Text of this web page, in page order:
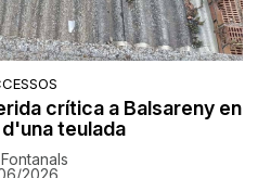
crítica a Balsareny en
teulada
2026